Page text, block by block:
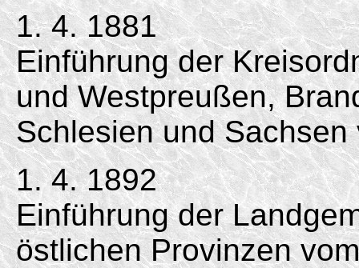
1. 4. 1881
Einführung der
und Westpreußen,
Schlesien und
1. 4. 1892
Einführung der
östlichen Provinzen